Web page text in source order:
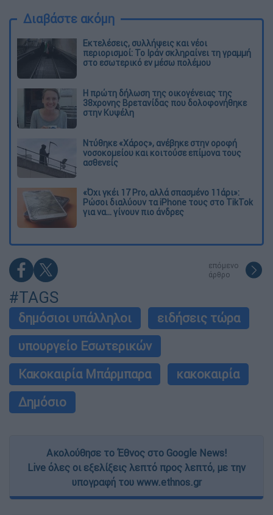
Διαβάστε ακόμη
Εκτελέσεις, συλλήψεις και νέοι
περιορισμοί: Το Ιράν σκληραίνει τη γραμμή
στο εσωτερικό εν μέσω πολέμου
Η πρώτη δήλωση της οικογένειας της
38χρονης Βρετανίδας που δολοφονήθηκε
στην Κυψέλη
Ντύθηκε «Χάρος», ανέβηκε στην οροφή
νοσοκομείου και κοιτούσε επίμονα τους
ασθενείς
«Όχι γκέι 17 Pro, αλλά σπασμένο 11άρι»:
Ρώσοι διαλύουν τα iPhone τους στο TikTok
για να... γίνουν πιο άνδρες
επόμενο
άρθρο
#TAGS
δημόσιοι υπάλληλοι
ειδήσεις τώρα
υπουργείο Εσωτερικών
Κακοκαιρία Μπάρμπαρα
κακοκαιρία
Δημόσιο
Ακολούθησε το Έθνος στο Google News!
Live όλες οι εξελίξεις λεπτό προς λεπτό, με την
υπογραφή του www.ethnos.gr